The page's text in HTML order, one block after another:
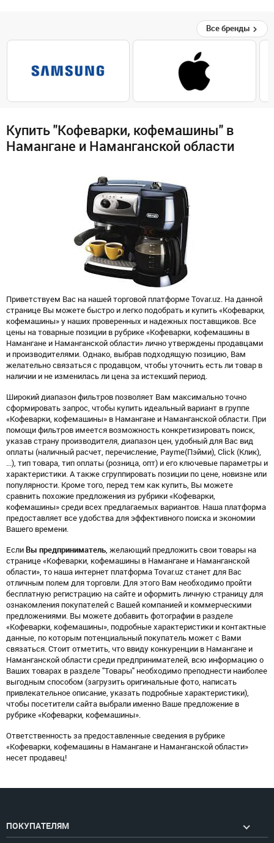
Все бренды
Купить "Кофеварки, кофемашины" в
Намангане и Наманганской области
Приветствуем Вас на нашей торговой платформе Tovar.uz. На данной
странице Вы можете быстро и легко подобрать и купить «Кофеварки,
кофемашины» у наших проверенных и надежных поставщиков. Все
цены на товарные позиции в рубрике «Кофеварки, кофемашины в
Намангане и Наманганской области» лично утверждены продавцами
и производителями. Однако, выбрав подходящую позицию, Вам
желательно связаться с продавцом, чтобы уточнить есть ли товар в
наличии и не изменилась ли цена за истекший период.
Широкий диапазон фильтров позволяет Вам максимально точно
сформировать запрос, чтобы купить идеальный вариант в группе
«Кофеварки, кофемашины» в Намангане и Наманганской области. При
помощи фильтров имеется возможность конкретизировать поиск,
указав страну производителя, диапазон цен, удобный для Вас вид
оплаты (наличный расчет, перечисление, Payme(Пэйми), Click (Клик),
...), тип товара, тип оплаты (розница, опт) и его ключевые параметры и
характеристики. А также сгруппировать позиции по цене, новизне или
популярности. Кроме того, перед тем как купить, Вы можете
сравнить похожие предложения из рубрики «Кофеварки,
кофемашины» среди всех предлагаемых вариантов. Наша платформа
предоставляет все удобства для эффективного поиска и экономии
Вашего времени.
Если Вы предприниматель, желающий предложить свои товары на
странице «Кофеварки, кофемашины в Намангане и Наманганской
области», то наша интернет платформа Tovar.uz станет для Вас
отличным полем для торговли. Для этого Вам необходимо пройти
бесплатную регистрацию на сайте и оформить личную страницу для
ознакомления покупателей с Вашей компанией и коммерческими
предложениями. Вы можете добавить фотографии в разделе
«Кофеварки, кофемашины», подробные характеристики и контактные
данные, по которым потенциальный покупатель может с Вами
связаться. Стоит отметить, что ввиду конкуренции в Намангане и
Наманганской области среди предпринимателей, всю информацию о
Ваших товарах в разделе "Товары" необходимо преподнести наиболее
выгодным способом (загрузить оригинальные фото, написать
привлекательное описание, указать подробные характеристики),
чтобы посетители сайта выбрали именно Ваше предложение в
рубрике «Кофеварки, кофемашины».
Ответственность за предоставленные сведения в рубрике
«Кофеварки, кофемашины в Намангане и Наманганской области»
несет продавец!
ПОКУПАТЕЛЯМ